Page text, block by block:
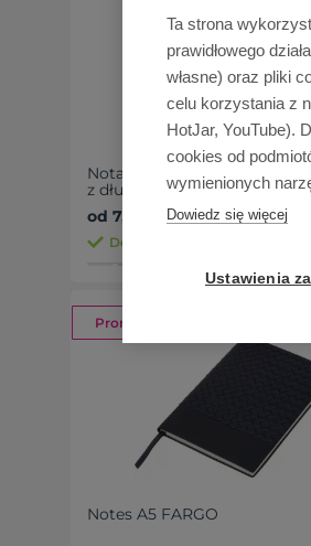
Ta strona
prawidłowego
własne) oraz pliki
celu korzystania z
HotJar, YouTube).
cookies od
wymienionych
Dowiedz się więcej
Ustawienia
Notatnik ok. A5 ze słomy
z długopisem
od 7,00 zł
Dostępność: 8492 szt.
Promocja -5%
Notes A5 FARGO